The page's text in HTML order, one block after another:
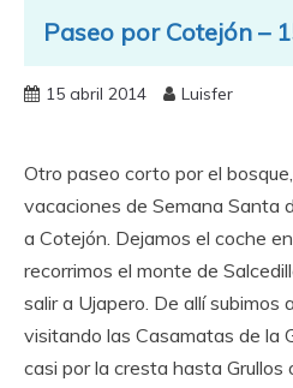
Paseo por Cotejón –
15 abril 2014 Luisfer
Otro paseo corto por el
vacaciones de Semana Santa
a Cotejón. Dejamos el coche
recorrimos el monte de
salir a Ujapero. De allí subimos
visitando las Casamatas de la
casi por la cresta hasta Grullos